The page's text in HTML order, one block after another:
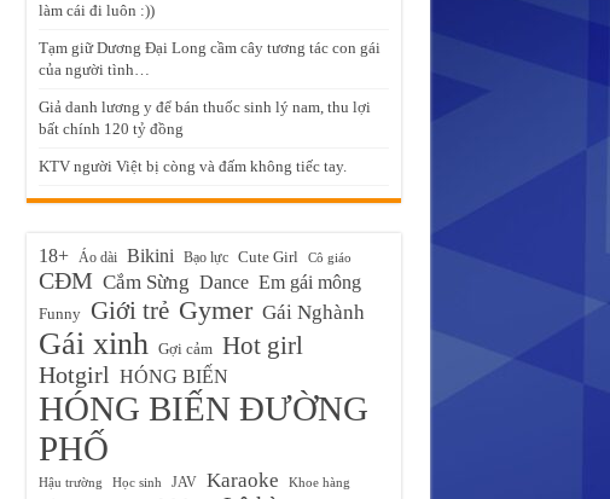
làm cái đi luôn :))
Tạm giữ Dương Đại Long cầm cây tương tác con gái
của người tình…
Giả danh lương y để bán thuốc sinh lý nam, thu lợi
bất chính 120 tỷ đồng
KTV người Việt bị còng và đấm không tiếc tay.
18+ Áo dài Bikini Bạo lực Cute Girl Cô giáo
CĐM Cắm Sừng Dance Em gái mông
Funny Giới trẻ Gymer Gái Nghành
Gái xinh Gợi cảm Hot girl
Hotgirl HÓNG BIẾN
HÓNG BIẾN ĐƯỜNG
PHỐ
Hậu trường Học sinh JAV Karaoke Khoe hàng